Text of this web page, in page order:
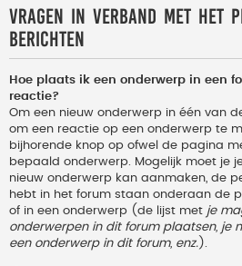
Vragen in verband met het
berichten
Hoe plaats ik een onderwerp in een
reactie?
Om een nieuw onderwerp in één van
om een reactie op een onderwerp te
bijhorende knop op ofwel de pagina
bepaald onderwerp. Mogelijk moet je
nieuw onderwerp kan aanmaken, de
hebt in het forum staan onderaan de
of in een onderwerp (de lijst met je
onderwerpen in dit forum plaatsen, je
een onderwerp in dit forum, enz. ).